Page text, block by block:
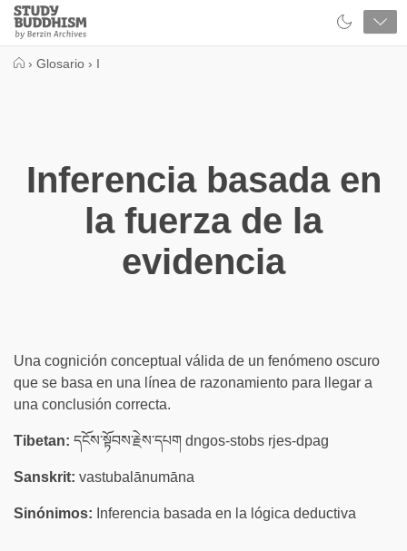
Close
Study
Buddhism
› Glosario › I
Inferencia basada en
la fuerza de la
evidencia
Una cognición conceptual válida de un fenómeno oscuro
que se basa en una línea de razonamiento para llegar a
una conclusión correcta.
Tibetan: དངོས་སྟོབས་རྗེས་དཔག dngos-stobs rjes-dpag
Sanskrit: vastubalānumāna
Sinónimos: Inferencia basada en la lógica deductiva